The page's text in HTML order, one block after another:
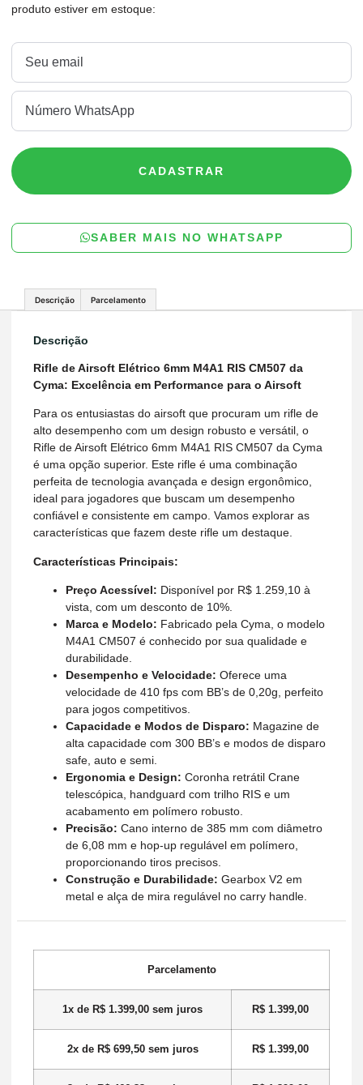
produto estiver em estoque:
CADASTRAR
SABER MAIS NO WHATSAPP
Descrição Parcelamento
Descrição
Rifle de Airsoft Elétrico 6mm M4A1 RIS CM507 da
Cyma: Excelência em Performance para o Airsoft
Para os entusiastas do airsoft que procuram um rifle de
alto desempenho com um design robusto e versátil, o
Rifle de Airsoft Elétrico 6mm M4A1 RIS CM507 da Cyma
é uma opção superior. Este rifle é uma combinação
perfeita de tecnologia avançada e design ergonômico,
ideal para jogadores que buscam um desempenho
confiável e consistente em campo. Vamos explorar as
características que fazem deste rifle um destaque.
Características Principais:
Preço Acessível: Disponível por R$ 1.259,10 à
vista, com um desconto de 10%.
Marca e Modelo: Fabricado pela Cyma, o modelo
M4A1 CM507 é conhecido por sua qualidade e
durabilidade.
Desempenho e Velocidade: Oferece uma
velocidade de 410 fps com BB’s de 0,20g, perfeito
para jogos competitivos.
Capacidade e Modos de Disparo: Magazine de
alta capacidade com 300 BB’s e modos de disparo
safe, auto e semi.
Ergonomia e Design: Coronha retrátil Crane
telescópica, handguard com trilho RIS e um
acabamento em polímero robusto.
Precisão: Cano interno de 385 mm com diâmetro
de 6,08 mm e hop-up regulável em polímero,
proporcionando tiros precisos.
Construção e Durabilidade: Gearbox V2 em
metal e alça de mira regulável no carry handle.
Parcelamento
1x de R$ 1.399,00 sem juros R$ 1.399,00
2x de R$699,50sem juros R$ 1.399,00